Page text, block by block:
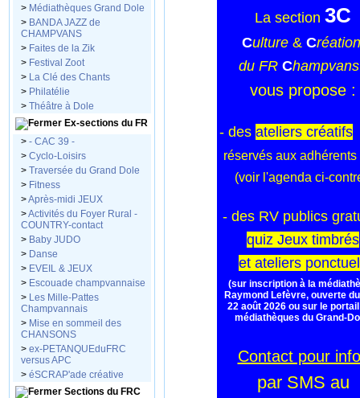
> Médiathèques Grand Dole
> BANDA JAZZ de
CHAMPVANS
> Faites de la Zik
> Festival Zoot
> La Clé des Chants
> Philatélie
> Théâtre à Dole
Ex-sections du FR
> - CAC 39 -
> Cyclo-Loisirs
> Traversée du Grand Dole
> Fitness
>Après-midi JEUX
>Activités du Foyer Rural -
COUNTRY-contact
> Baby JUDO
> Danse
> EVEIL & JEUX
> Escouade champvannaise
> Les Mille-Pattes
Champvannais
> Mise en sommeil des
CHANSONS
> ex-PETANQUEduFRC
versus APC
> éSCRAP'ade créative
Sections du FRC
La section 3C
Culture & C
du FR Champvans
vous propose :
- des ateliers créatifs
réservés aux adhérents
(voir l'agenda ci-
- des RV publics
quiz Jeux timbrés
et ateliers
(sur inscription à la
Raymond Lefèvre, ouverte
22 août 2026 ou sur le
médiathèques du Grand-
Contact pour
par SMS au